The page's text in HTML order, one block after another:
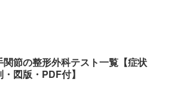
関節の整形外科テスト一覧【症状
・図版・PDF付】